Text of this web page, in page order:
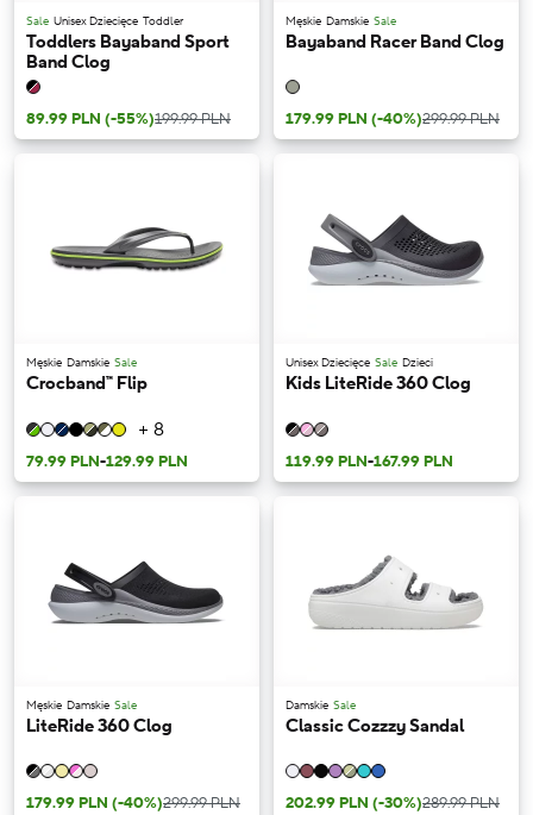
Sale Unisex Dziecięce Toddler
Toddlers Bayaband Sport
Band Clog
89.99 PLN (-55%)199.99 PLN
Męskie Damskie Sale
Bayaband Racer Band Clog
179.99 PLN (-40%)299.99 PLN
Męskie Damskie Sale
Crocband™ Flip
+ 8
79.99 PLN-129.99 PLN
Unisex Dziecięce Sale Dzieci
Kids LiteRide 360 Clog
119.99 PLN-167.99 PLN
Męskie Damskie Sale
LiteRide 360 Clog
179.99 PLN (-40%)299.99 PLN
Damskie Sale
Classic Cozzzy Sandal
202.99 PLN (-30%)289.99 PLN